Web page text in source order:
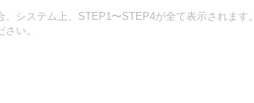
システム上、STEP1〜STEP4が全て表示されます
い。